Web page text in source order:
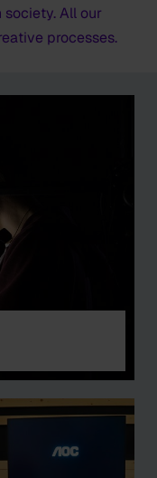
All our
processes.